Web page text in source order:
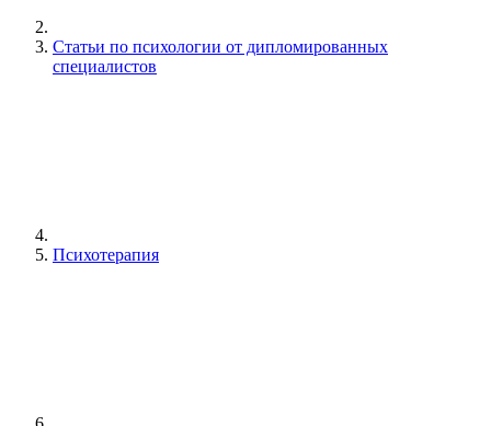
Статьи по психологии от дипломированных
специалистов
Психотерапия